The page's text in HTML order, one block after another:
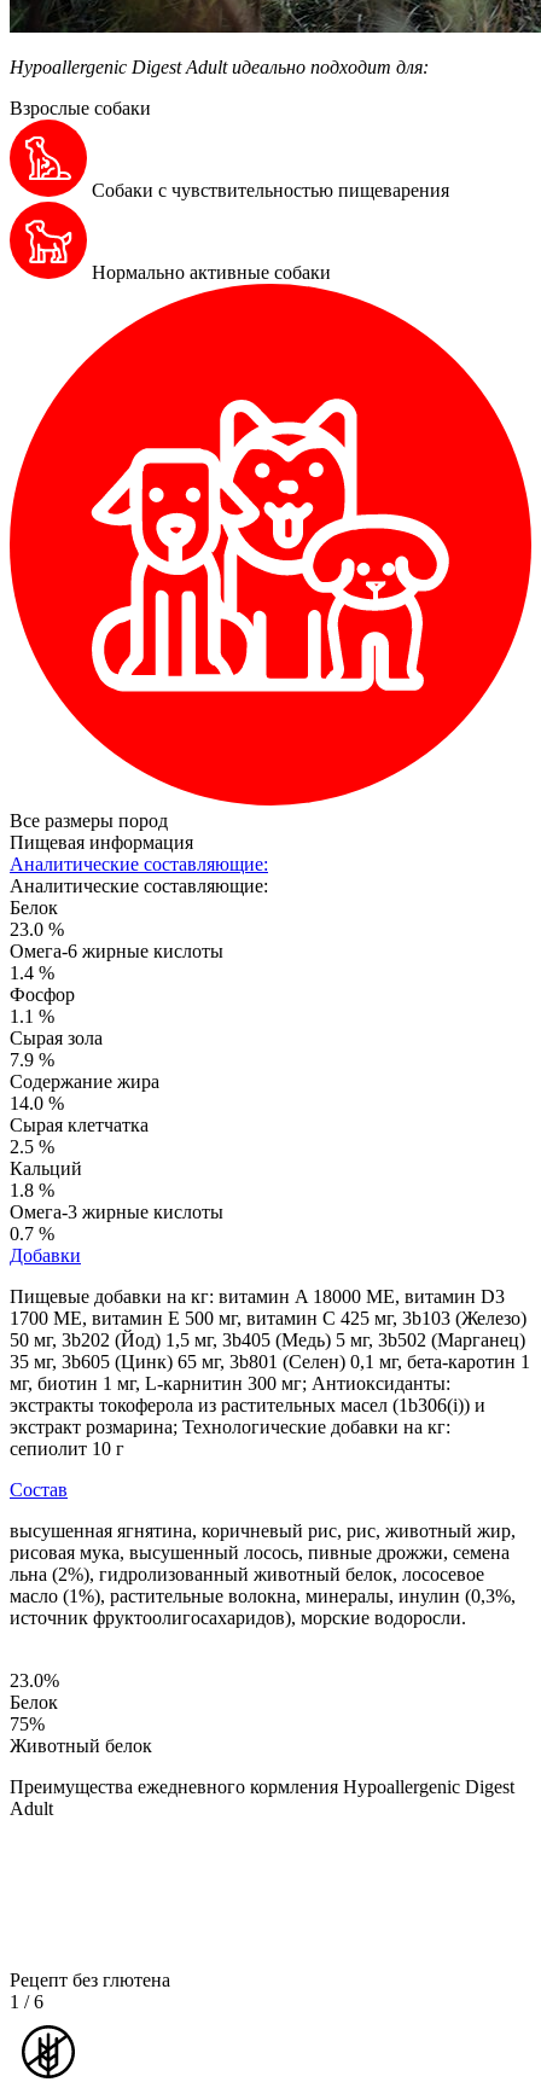
Hypoallergenic Digest Adult идеально подходит для:
Взрослые собаки
Собаки с чувствительностью пищеварения
Нормально активные собаки
Все размеры пород
Пищевая информация
Аналитические составляющие:
Аналитические составляющие:
Белок
23.0 %
Омега-6 жирные кислоты
1.4 %
Фосфор
1.1 %
Сырая зола
7.9 %
Содержание жира
14.0 %
Сырая клетчатка
2.5 %
Кальций
1.8 %
Омега-3 жирные кислоты
0.7 %
Добавки
Пищевые добавки на кг: витамин A 18000 МЕ, витамин D3
1700 МЕ, витамин E 500 мг, витамин C 425 мг, 3b103 (Железо)
50 мг, 3b202 (Йод) 1,5 мг, 3b405 (Медь) 5 мг, 3b502 (Марганец)
35 мг, 3b605 (Цинк) 65 мг, 3b801 (Селен) 0,1 мг, бета-каротин 1
мг, биотин 1 мг, L-карнитин 300 мг; Антиоксиданты:
экстракты токоферола из растительных масел (1b306(i)) и
экстракт розмарина; Технологические добавки на кг:
сепиолит 10 г
Состав
высушенная ягнятина, коричневый рис, рис, животный жир,
рисовая мука, высушенный лосось, пивные дрожжи, семена
льна (2%), гидролизованный животный белок, лососевое
масло (1%), растительные волокна, минералы, инулин (0,3%,
источник фруктоолигосахаридов), морские водоросли.
23.0%
Белок
75%
Животный белок
Преимущества ежедневного кормления Hypoallergenic Digest
Adult
Рецепт без глютена
1 /6